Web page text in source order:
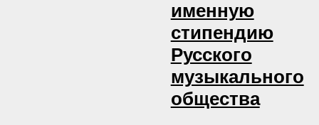
именную
стипендию
Русского
музыкального
общества